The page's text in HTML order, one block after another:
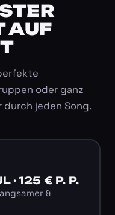
AUF
oder ganz
jeden Song.
· 125 € P. P.
&